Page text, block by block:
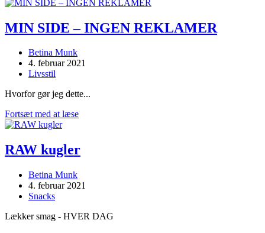
MIN SIDE – INGEN REKLAMER
Post
author:
Betina Munk
Post
published:
4. februar 2021
Post
Livsstil
Hvorfor gør jeg dette...
Fortsæt med at læseMIN
INGEN
REKLAMER
RAW kugler
Post
author:
Betina Munk
Post
published:
4. februar 2021
Post
Snacks
Lækker smag - HVER DAG